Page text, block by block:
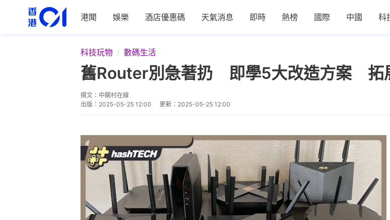
港聞 娛樂 酒店優惠碼 天氣消息 即時 熱榜 國際 中國 科
科技玩物 數碼生活
舊Router別急著扔 即學5大改造方案 拓
撰文： 中關村在線
出版： 2025-05-25 12:00 更新： 2025-05-25 12:00